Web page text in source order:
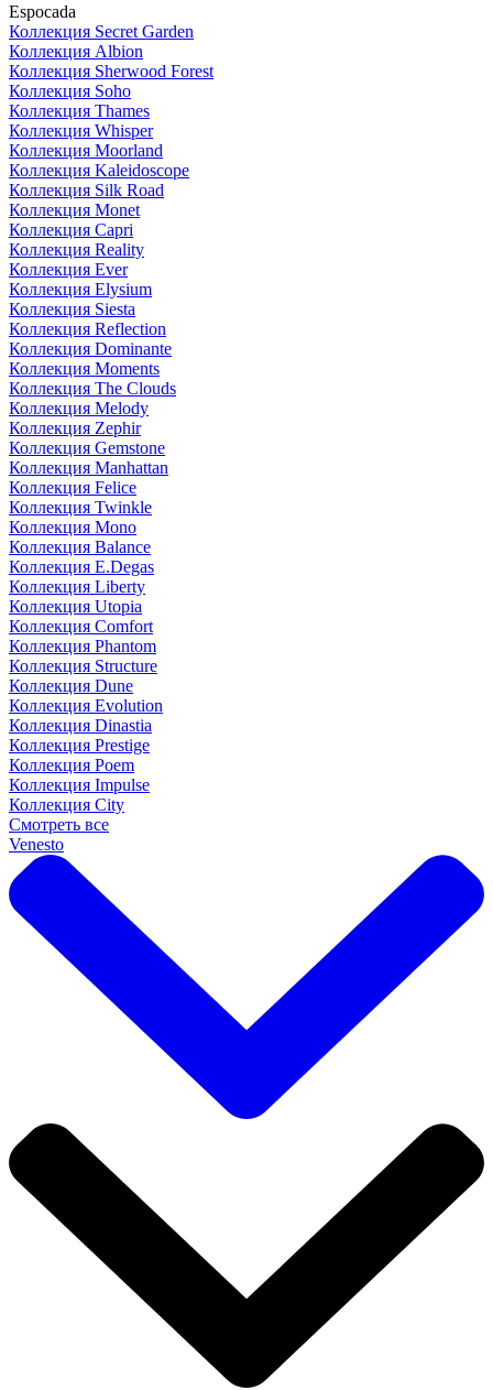
Espocada
Коллекция Secret Garden
Коллекция Albion
Коллекция Sherwood Forest
Коллекция Soho
Коллекция Thames
Коллекция Whisper
Коллекция Moorland
Коллекция Kaleidoscope
Коллекция Silk Road
Коллекция Monet
Коллекция Capri
Коллекция Reality
Коллекция Ever
Коллекция Elysium
Коллекция Siesta
Коллекция Reflection
Коллекция Dominante
Коллекция Moments
Коллекция The Clouds
Коллекция Melody
Коллекция Zephir
Коллекция Gemstone
Коллекция Manhattan
Коллекция Felice
Коллекция Twinkle
Коллекция Mono
Коллекция Balance
Коллекция E.Degas
Коллекция Liberty
Коллекция Utopia
Коллекция Comfort
Коллекция Phantom
Коллекция Structure
Коллекция Dune
Коллекция Evolution
Коллекция Dinastia
Коллекция Prestige
Коллекция Poem
Коллекция Impulse
Коллекция City
Смотреть все
Venesto